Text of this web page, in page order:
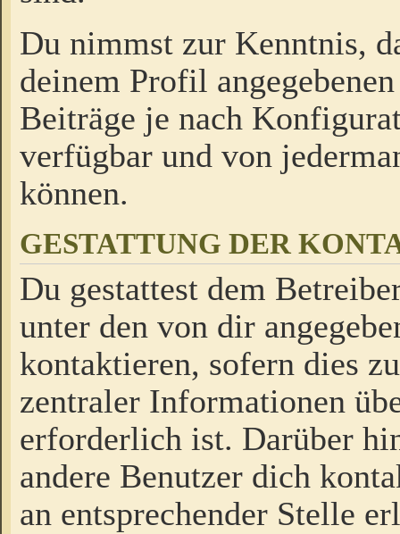
Du nimmst zur Kenntnis,
deinem Profil
Beiträge je nach
verfügbar und von
können.
GESTATTUNG DER
Du gestattest dem
unter den von dir
kontaktieren, sofern dies
zentraler Informationen
erforderlich ist. Darüber
andere Benutzer dich
an entsprechender Stelle